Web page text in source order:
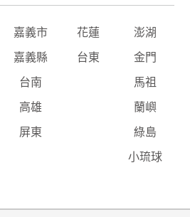
嘉義市 花蓮 澎湖
嘉義縣 台東 金門
台南 馬祖
高雄 蘭嶼
屏東 綠島
小琉球